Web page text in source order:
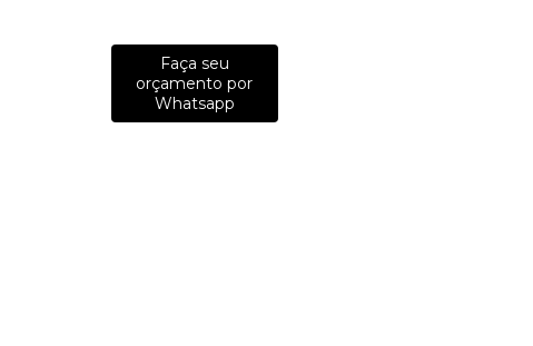
Faça seu
orçamento por
Whatsapp